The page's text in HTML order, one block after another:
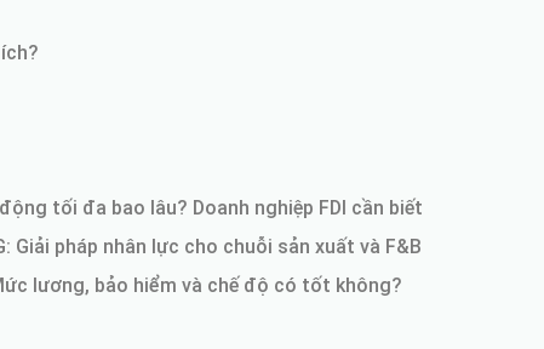
tối đa bao lâu? Doanh nghiệp FDI cần biết
Giải pháp nhân lực cho chuỗi sản xuất và F&B
lương, bảo hiểm và chế độ có tốt không?